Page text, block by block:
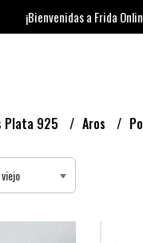
¡Bienvenidas a Frida
Plata 925 Aros